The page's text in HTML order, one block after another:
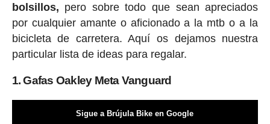
bolsillos, pero sobre todo que sean apreciados
por cualquier amante o aficionado a la mtb o a la
bicicleta de carretera. Aquí os dejamos nuestra
particular lista de ideas para regalar.
1. Gafas Oakley Meta Vanguard
Sigue a Brújula Bike en Google